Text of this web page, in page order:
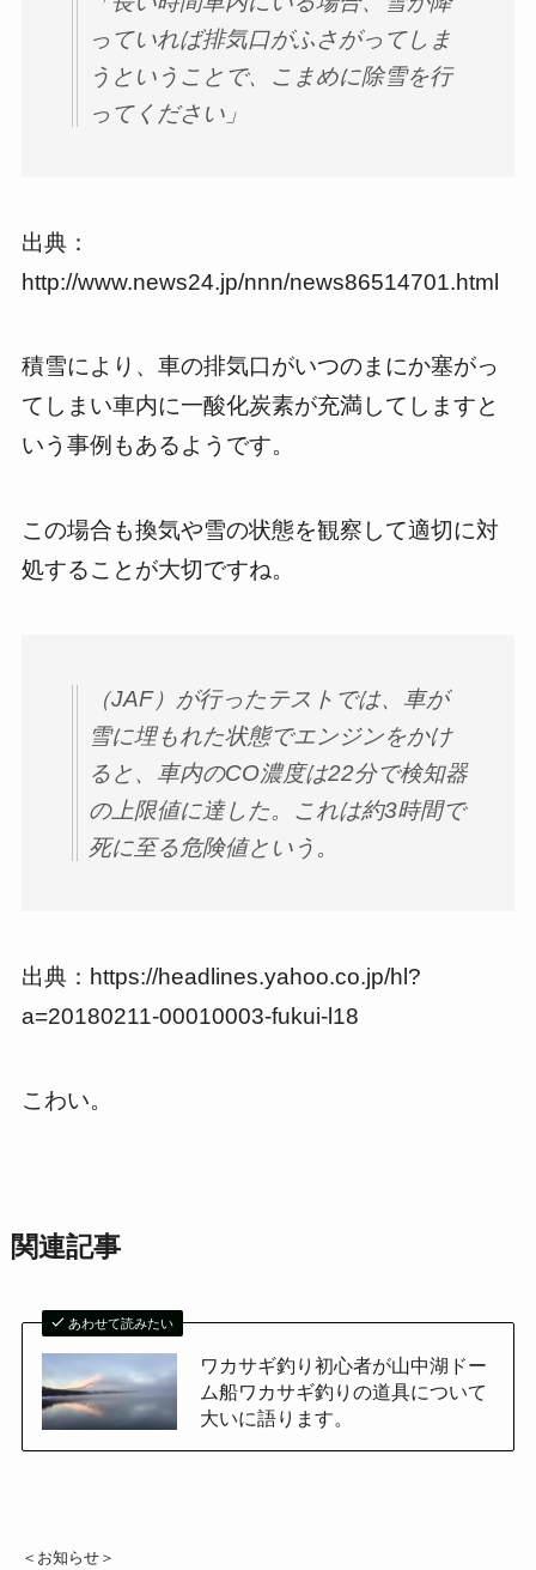
っていれば排気口がふさがってしま
うということで、こまめに除雪を行
ってください」
出典：
http://www.news24.jp/nnn/news86514701.html
積雪により、車の排気口がいつのまにか塞がっ
てしまい車内に一酸化炭素が充満してしますと
いう事例もあるようです。
この場合も換気や雪の状態を観察して適切に対
処することが大切ですね。
（JAF）が行ったテストでは、車が
雪に埋もれた状態でエンジンをかけ
ると、車内のCO濃度は22分で検知器
の上限値に達した。これは約3時間で
死に至る危険値という。
出典：https://headlines.yahoo.co.jp/hl?
a=20180211-00010003-fukui-l18
こわい。
関連記事
あわせて読みたい
ワカサギ釣り初心者が山中湖ドー
ム船ワカサギ釣りの道具について
大いに語ります。
＜お知らせ＞